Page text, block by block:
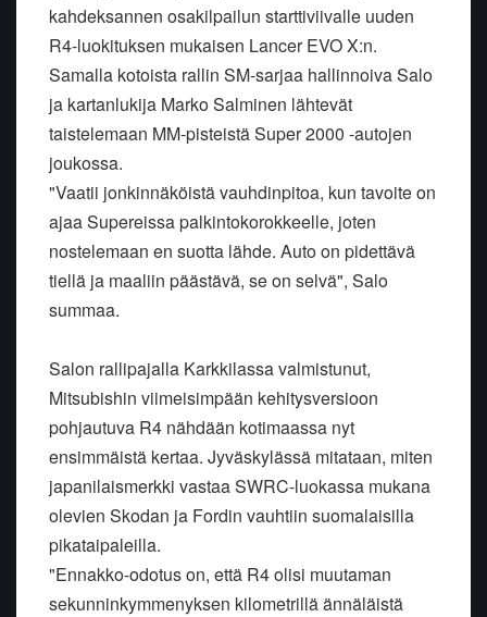
kahdeksannen osakilpailun starttiviivalle uuden
R4-luokituksen mukaisen Lancer EVO X:n.
Samalla kotoista rallin SM-sarjaa hallinnoiva Salo
ja kartanlukija Marko Salminen lähtevät
taistelemaan MM-pisteistä Super 2000 -autojen
joukossa.
"Vaatii jonkinnäköistä vauhdinpitoa, kun tavoite on
ajaa Supereissa palkintokorokkeelle, joten
nostelemaan en suotta lähde. Auto on pidettävä
tiellä ja maaliin päästävä, se on selvä", Salo
summaa.
Salon rallipajalla Karkkilassa valmistunut,
Mitsubishin viimeisimpään kehitysversioon
pohjautuva R4 nähdään kotimaassa nyt
ensimmäistä kertaa. Jyväskylässä mitataan, miten
japanilaismerkki vastaa SWRC-luokassa mukana
olevien Skodan ja Fordin vauhtiin suomalaisilla
pikataipaleilla.
"Ennakko-odotus on, että R4 olisi muutaman
sekunninkymmenyksen kilometrillä ännäläistä